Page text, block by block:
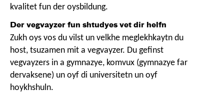
kvalitet fun der oysbildung.
Der vegvayzer fun shtudyes vet dir helfn
Zukh oys vos du vilst un velkhe meglekhkaytn du
host, tsuzamen mit a vegvayzer. Du gefinst
vegvayzers in a gymnazye, komvux (gymnazye far
dervaksene) un oyf di universitetn un oyf
hoykhshuln.